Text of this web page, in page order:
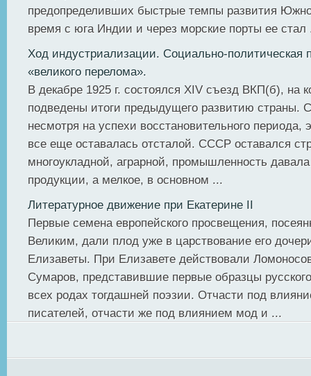
предопределивших быстрые темпы развития
время с юга Индии и через морские порты ее стал
Ход индустриализации. Социально-политическая
«великого перелома».
В декабре 1925 г. состоялся XIV съезд ВКП(б), на
подведены итоги предыдущего развитию страны.
несмотря на успехи восстановительного периода,
все еще оставалась отсталой. СССР оставался
многоукладной, аграрной, промышленность
продукции, а мелкое, в основном ...
Литературное движение при Екатерине II
Первые семена европейского просвещения,
Великим, дали плод уже в царствование его
Елизаветы. При Елизавете действовали
Сумаров, представившие первые образцы
всех родах тогдашней поэзии. Отчасти под
писателей, отчасти же под влиянием мод и ...